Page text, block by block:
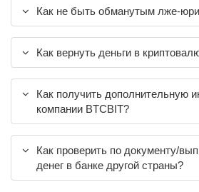
Как не быть обманутым лже-
Как вернуть деньги в
Как получить дополнительную
компании BTCBIT?
Как проверить по документу/
денег в банке другой страны?